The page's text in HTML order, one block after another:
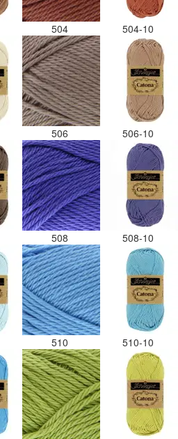
504 504-10
506 506-10
508 508-10
510 510-10